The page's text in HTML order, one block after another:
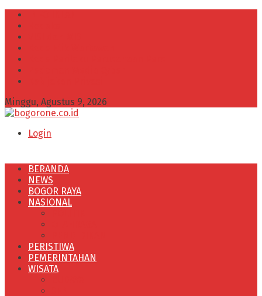
Minggu, Agustus 9, 2026
Login
BERANDA
NEWS
BOGOR RAYA
NASIONAL
PERISTIWA
PEMERINTAHAN
WISATA